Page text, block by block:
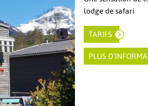
lodge de safari
TARIFS
PLUS